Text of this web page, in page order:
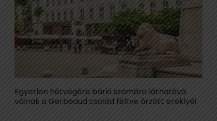
Egyetlen hétvégére bárki számára láthatóvá
válnak a Gerbeaud család féltve őrzött ereklyéi